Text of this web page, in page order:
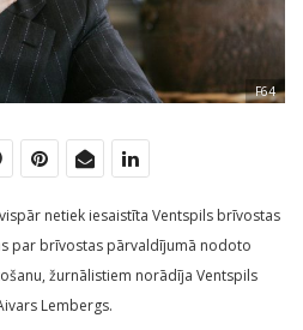
F64
netiek iesaistīta Ventspils brīvostas
par brīvostas pārvaldījumā nodoto
žurnālistiem norādīja Ventspils
Lembergs.